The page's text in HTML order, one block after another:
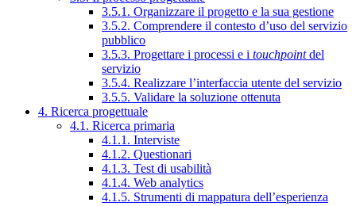
3.5.1. Organizzare il progetto e la sua gestione
3.5.2. Comprendere il contesto d’uso del servizio
pubblico
3.5.3. Progettare i processi e i touchpointdel
servizio
3.5.4. Realizzare l’interfaccia utente del servizio
3.5.5. Validare la soluzione ottenuta
4. Ricerca progettuale
4.1. Ricerca primaria
4.1.1. Interviste
4.1.2. Questionari
4.1.3. Test di usabilità
4.1.4. Web analytics
4.1.5. Strumenti di mappatura dell’esperienza